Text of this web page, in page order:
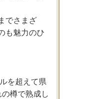
でさまざ
も魅力のひ
を超えて県
樽で熟成し